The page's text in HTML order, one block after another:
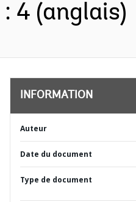
: 4 (anglais)
INFORMATION
Auteur
Date du document
Type de document